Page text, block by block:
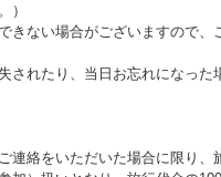
）
きない場合がございますので
されたり、当日お忘れになっ
絡をいただいた場合に限り、